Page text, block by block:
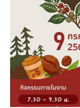
มูลนิธิ
เพชร
นมัสก
02:07:34
ประก
04:23:07
“#เส